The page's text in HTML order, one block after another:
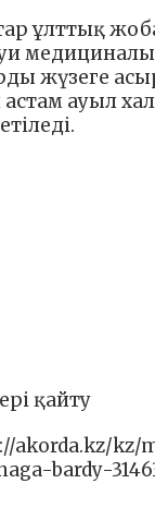
ұлттық
жүзеге
ауыл
қайту
akorda.kz/kz/
bardy-